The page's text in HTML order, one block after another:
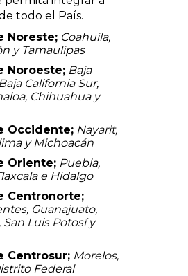
todo el País.
Noreste; Coahuila,
y Tamaulipas
Noroeste; Baja
California Sur,
Chihuahua y
Occidente; Nayarit,
y Michoacán
Oriente; Puebla,
e Hidalgo
Centronorte;
Guanajuato,
San Luis Potosí y
Centrosur; Morelos,
Federal